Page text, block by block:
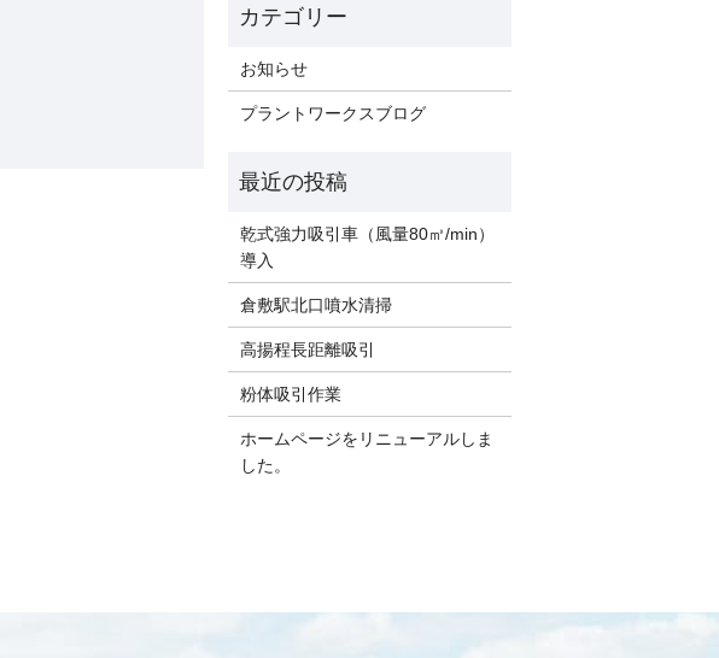
お知らせ
プラントワークスブログ
乾式強力吸引車（風量80㎥/min）
導入
倉敷駅北口噴水清掃
高揚程長距離吸引
粉体吸引作業
ホームページをリニューアルしま
した。